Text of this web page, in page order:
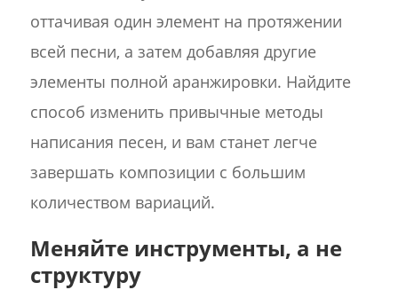
оттачивая один элемент на протяжении
всей песни, а затем добавляя другие
элементы полной аранжировки. Найдите
способ изменить привычные методы
написания песен, и вам станет легче
завершать композиции с большим
количеством вариаций.
Меняйте инструменты, а не
структуру